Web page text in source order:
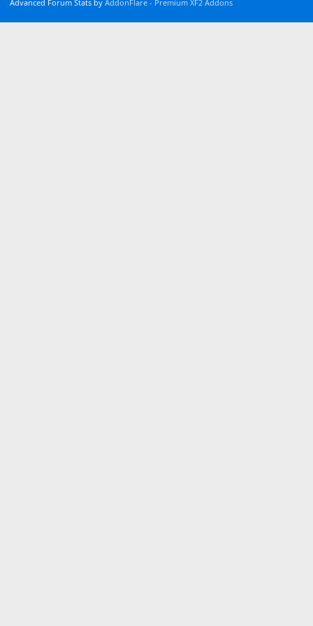
Advanced Forum Stats by AddonFlare - Premium XF2 Addons